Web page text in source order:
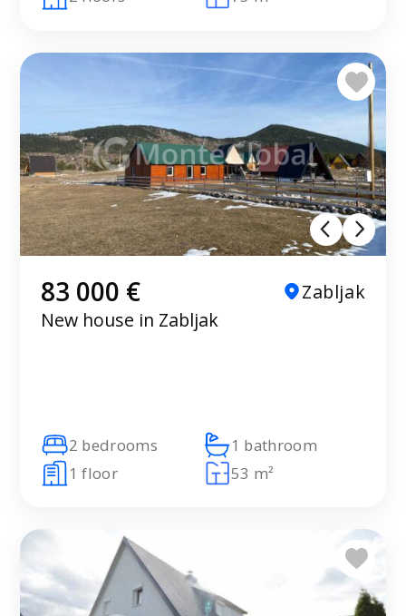
83 000 €
Zabljak
New house in Zabljak
2 bedrooms
1 bathroom
1 floor
53 m²